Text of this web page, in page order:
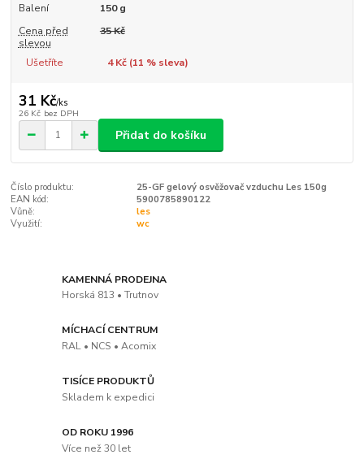
Balení
150 g
Cena před
slevou
35 Kč
Ušetříte 4 Kč (11 % sleva)
31 Kč/ks
26 Kč bez DPH
Přidat do košíku
Číslo produktu:
25-GF gelový osvěžovač vzduchu Les 150g
EAN kód:
5900785890122
Vůně:
les
Využití:
wc
KAMENNÁ PRODEJNA
Horská 813 • Trutnov
MÍCHACÍ CENTRUM
RAL • NCS • Acomix
TISÍCE PRODUKTŮ
Skladem k expedici
OD ROKU 1996
Více než 30 let